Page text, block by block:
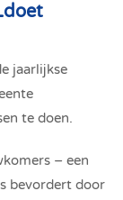
jaarlijkse
te doen.
– een
bevordert door